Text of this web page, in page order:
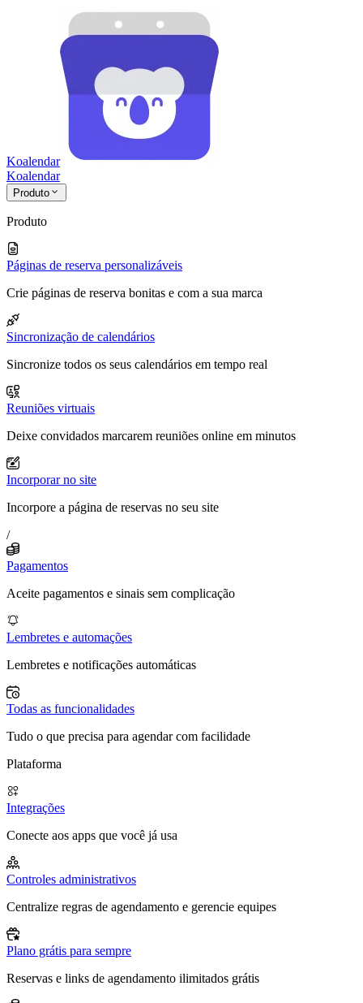
Koalendar
Koalendar
Produto
Produto
Páginas de reserva personalizáveis
Crie páginas de reserva bonitas e com a sua marca
Sincronização de calendários
Sincronize todos os seus calendários em tempo real
Reuniões virtuais
Deixe convidados marcarem reuniões online em minutos
Incorporar no site
Incorpore a página de reservas no seu site
/
Pagamentos
Aceite pagamentos e sinais sem complicação
Lembretes e automações
Lembretes e notificações automáticas
Todas as funcionalidades
Tudo o que precisa para agendar com facilidade
Plataforma
Integrações
Conecte aos apps que você já usa
Controles administrativos
Centralize regras de agendamento e gerencie equipes
Plano grátis para sempre
Reservas e links de agendamento ilimitados grátis